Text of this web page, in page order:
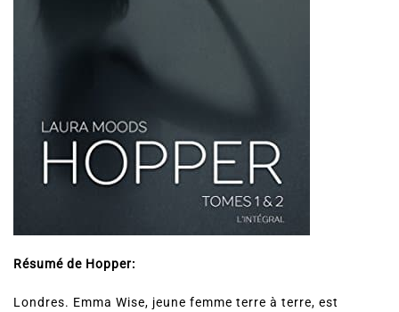
Résumé de Hopper:
Londres. Emma Wise, jeune femme terre à terre, est